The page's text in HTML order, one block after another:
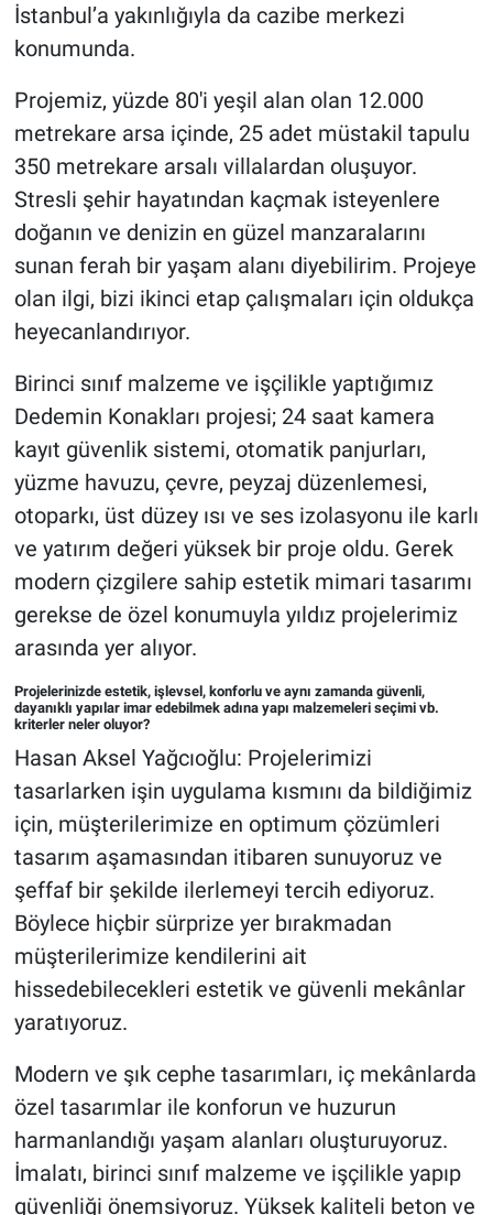
İstanbul’a yakınlığıyla da cazibe merkezi
konumunda.
Projemiz, yüzde 80'i yeşil alan olan 12.000
metrekare arsa içinde, 25 adet müstakil tapulu
350 metrekare arsalı villalardan oluşuyor.
Stresli şehir hayatından kaçmak isteyenlere
doğanın ve denizin en güzel manzaralarını
sunan ferah bir yaşam alanı diyebilirim. Projeye
olan ilgi, bizi ikinci etap çalışmaları için oldukça
heyecanlandırıyor.
Birinci sınıf malzeme ve işçilikle yaptığımız
Dedemin Konakları projesi; 24 saat kamera
kayıt güvenlik sistemi, otomatik panjurları,
yüzme havuzu, çevre, peyzaj düzenlemesi,
otoparkı, üst düzey ısı ve ses izolasyonu ile karlı
ve yatırım değeri yüksek bir proje oldu. Gerek
modern çizgilere sahip estetik mimari tasarımı
gerekse de özel konumuyla yıldız projelerimiz
arasında yer alıyor.
Projelerinizde estetik, işlevsel, konforlu ve aynı zamanda güvenli,
dayanıklı yapılar imar edebilmek adına yapı malzemeleri seçimi vb.
kriterler neler oluyor?
Hasan Aksel Yağcıoğlu: Projelerimizi
tasarlarken işin uygulama kısmını da bildiğimiz
için, müşterilerimize en optimum çözümleri
tasarım aşamasından itibaren sunuyoruz ve
şeffaf bir şekilde ilerlemeyi tercih ediyoruz.
Böylece hiçbir sürprize yer bırakmadan
müşterilerimize kendilerini ait
hissedebilecekleri estetik ve güvenli mekânlar
yaratıyoruz.
Modern ve şık cephe tasarımları, iç mekânlarda
özel tasarımlar ile konforun ve huzurun
harmanlandığı yaşam alanları oluşturuyoruz.
İmalatı, birinci sınıf malzeme ve işçilikle yapıp
güvenliği önemsiyoruz. Yüksek kaliteli beton ve